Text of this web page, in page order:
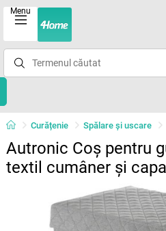
Menu
Curățenie Spălare şi uscare
Autronic Coș pentru
textil cumâner și